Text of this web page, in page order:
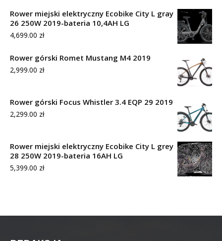
Rower miejski elektryczny Ecobike City L gray
26 250W 2019-bateria 10,4AH LG
4,699.00 zł
Rower górski Romet Mustang M4 2019
2,999.00 zł
Rower górski Focus Whistler 3.4 EQP 29 2019
2,299.00 zł
Rower miejski elektryczny Ecobike City L grey
28 250W 2019-bateria 16AH LG
5,399.00 zł